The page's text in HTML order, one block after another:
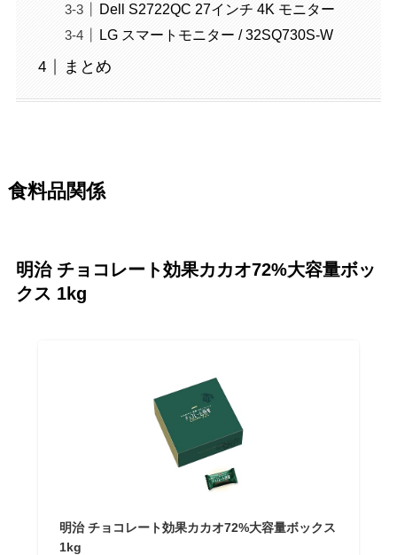
Dell S2722QC 27インチ 4K モニター
LG スマートモニター / 32SQ730S-W
まとめ
食料品関係
明治 チョコレート効果カカオ72%大容量ボッ
クス 1kg
明治 チョコレート効果カカオ72%大容量ボックス
1kg